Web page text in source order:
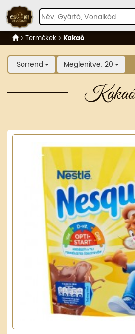
Termékek Kakaó
Sorrend Meglenítve: 20
Kakaó